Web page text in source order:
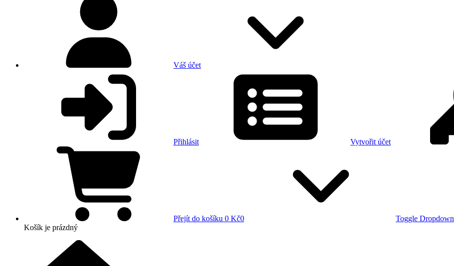
Váš účet
Přihlásit Vytvořit účet
Přejít do košíku 0 Kč0
Toggle Dropdown
Košík je prázdný